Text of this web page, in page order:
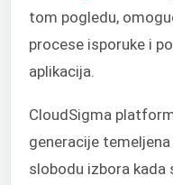
tom pogledu,
procese isporuke i
aplikacija.
CloudSigma
generacije
slobodu izbora kada